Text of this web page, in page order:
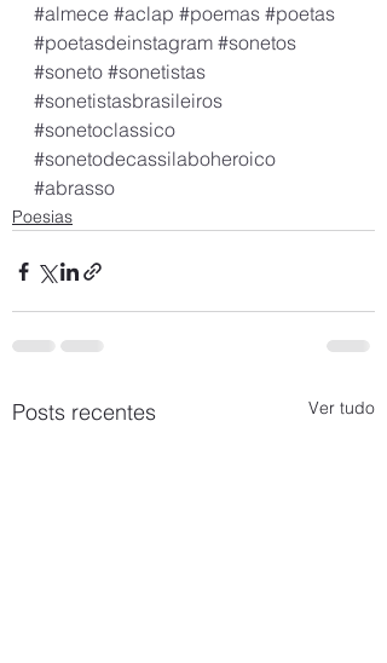
#almece #aclap #poemas #poetas
#poetasdeinstagram #sonetos
#soneto #sonetistas
#sonetistasbrasileiros
#sonetoclassico
#sonetodecassilaboheroico
#abrasso
Poesias
Posts recentes Ver tudo